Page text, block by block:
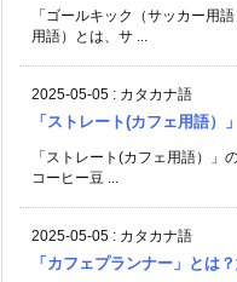
「ゴールキック（サッカー用
用語）とは、サ ...
2025-05-05 : カタカナ語
「ストレート(カフェ用語）
「ストレート(カフェ用語）」
コーヒー豆 ...
2025-05-05 : カタカナ語
「カフェプランナー」とは